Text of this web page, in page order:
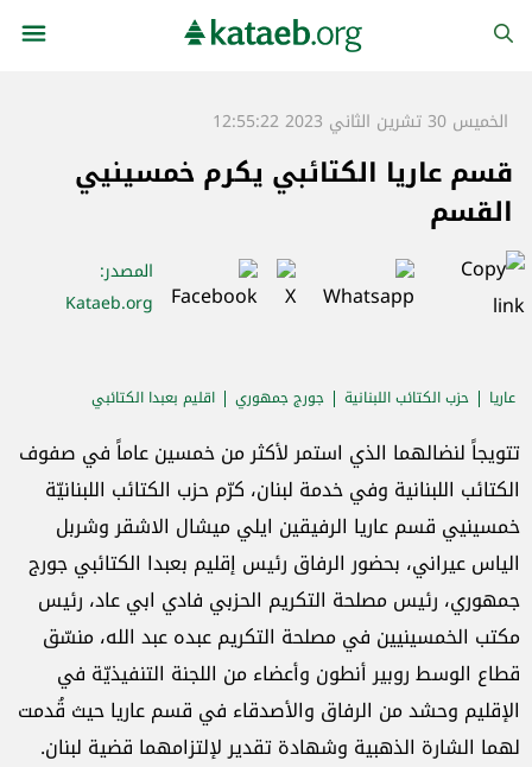
الخميس 30 تشرين الثاني 2023 12:55:22
قسم عاريا الكتائبي يكرم خمسينيي
القسم
المصدر:
Kataeb.org
عاريا حزب الكتائب اللبنانية جورج جمهوري اقليم بعبدا الكتائبي
تتويجاً لنضالهما الذي استمر لأكثر من خمسين عاماً في صفوف
الكتائب اللبنانية وفي خدمة لبنان، كرّم حزب الكتائب اللبنانيّة
خمسينيي قسم عاريا الرفيقين ايلي ميشال الاشقر وشربل
الياس عيراني، بحضور الرفاق رئيس إقليم بعبدا الكتائبي جورج
جمهوري، رئيس مصلحة التكريم الحزبي فادي ابي عاد، رئيس
مكتب الخمسينيين في مصلحة التكريم عبده عبد الله، منسّق
قطاع الوسط روبير أنطون وأعضاء من اللجنة التنفيذيّة في
الإقليم وحشد من الرفاق والأصدقاء في قسم عاريا حيث قُدمت
لهما الشارة الذهبية وشهادة تقدير لإلتزامهما قضية لبنان.